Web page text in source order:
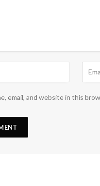
email, and website in this